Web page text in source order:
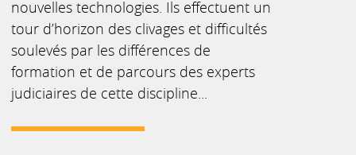
nouvelles technologies. Ils effectuent un
tour d’horizon des clivages et difficultés
soulevés par les différences de
formation et de parcours des experts
judiciaires de cette discipline...